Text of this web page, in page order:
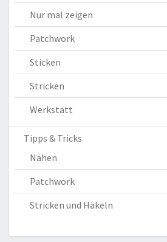
Nur mal zeigen
Patchwork
Sticken
Stricken
Werkstatt
Tipps & Tricks
Nähen
Patchwork
Stricken und Häkeln